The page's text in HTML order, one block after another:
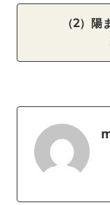
（2）陽